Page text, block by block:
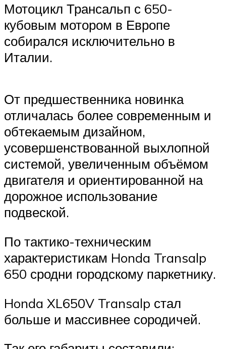
Мотоцикл Трансальп с 650-
кубовым мотором в Европе
собирался исключительно в
Италии.
От предшественника новинка
отличалась более современным и
обтекаемым дизайном,
усовершенствованной выхлопной
системой, увеличенным объёмом
двигателя и ориентированной на
дорожное использование
подвеской.
По тактико-техническим
характеристикам Honda Transalp
650 сродни городскому паркетнику.
Honda XL650V Transalp стал
больше и массивнее сородичей.